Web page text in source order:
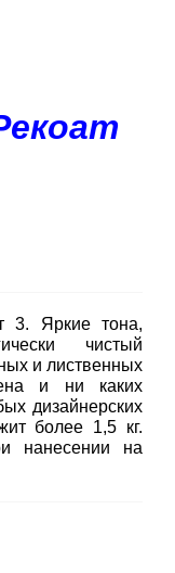
3. Яркие тона,
чистый
и лиственных
и ни каких
дизайнерских
более 1,5 кг.
нанесении на